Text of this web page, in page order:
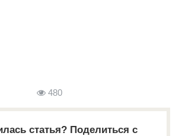
480
статья? Поделиться с